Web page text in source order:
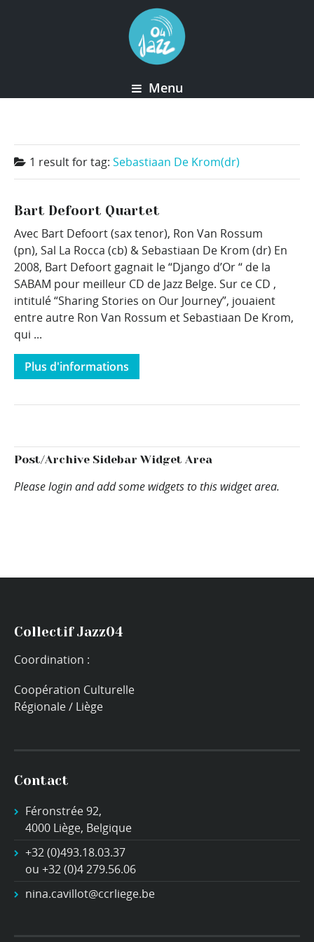
Menu
1 result fortag: Sebastiaan De Krom(dr)
Bart Defoort Quartet
Avec Bart Defoort (sax tenor), Ron Van Rossum
(pn), Sal La Rocca (cb) & Sebastiaan De Krom (dr) En
2008, Bart Defoort gagnait le “Django d’Or “ de la
SABAM pour meilleur CD de Jazz Belge. Sur ce CD ,
intitulé “Sharing Stories on Our Journey”, jouaient
entre autre Ron Van Rossum et Sebastiaan De Krom,
qui ...
Plus d'informations
Post/Archive Sidebar Widget Area
Please login and add some widgets to this widget area.
Collectif Jazz04
Coordination :
Coopération Culturelle
Régionale / Liège
Contact
Féronstrée 92,
4000 Liège, Belgique
+32 (0)493.18.03.37
ou +32 (0)4 279.56.06
nina.cavillot@ccrliege.be